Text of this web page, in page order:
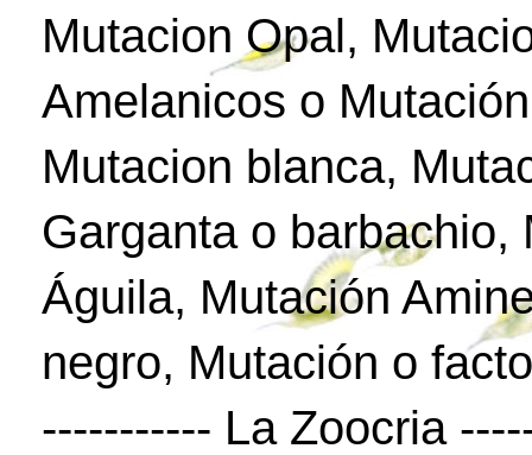
Mutacion Opal,
Amelanicos o
Mutacion blanca,
Garganta o
Águila, Mutación
negro, Mutación o
----------- La Zoocria